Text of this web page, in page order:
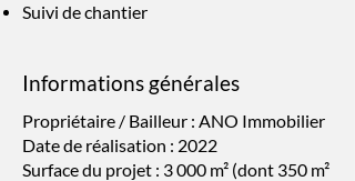
Suivi de chantier
Informations générales
Propriétaire / Bailleur : ANO Immobilier
Date de réalisation : 2022
Surface du projet : 3 000 m² (dont 350 m²